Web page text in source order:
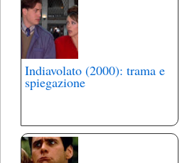
Indiavolato (2000): trama e
spiegazione